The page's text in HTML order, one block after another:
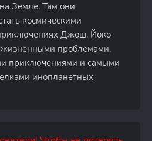
Земле. Там они
космическими
Джош, Йоко
жизненными проблемами,
приключениями и самыми
инопланетных